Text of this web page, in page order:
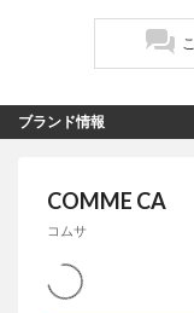
ブランド情報
COMME CA
コムサ